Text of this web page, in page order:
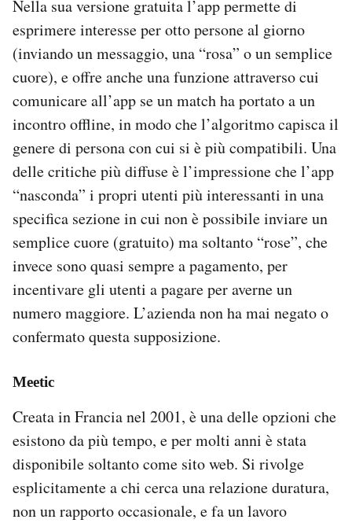
Nella sua versione gratuita l’app permette di
esprimere interesse per otto persone al giorno
(inviando un messaggio, una “rosa” o un semplice
cuore), e offre anche una funzione attraverso cui
comunicare all’app se un match ha portato a un
incontro offline, in modo che l’algoritmo capisca il
genere di persona con cui si è più compatibili. Una
delle critiche più diffuse è l’impressione che l’app
“nasconda” i propri utenti più interessanti in una
specifica sezione in cui non è possibile inviare un
semplice cuore (gratuito) ma soltanto “rose”, che
invece sono quasi sempre a pagamento, per
incentivare gli utenti a pagare per averne un
numero maggiore. L’azienda non ha mai negato o
confermato questa supposizione.
Meetic
Creata in Francia nel 2001, è una delle opzioni che
esistono da più tempo, e per molti anni è stata
disponibile soltanto come sito web. Si rivolge
esplicitamente a chi cerca una relazione duratura,
non un rapporto occasionale, e fa un lavoro